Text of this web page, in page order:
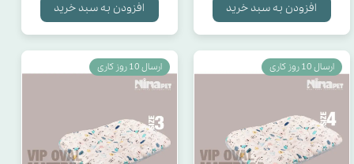
افزودن به سبد خرید افزودن به سبد خرید
ارسال 10 روز کاری ارسال 10 روز کاری